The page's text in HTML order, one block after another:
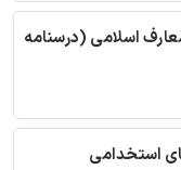
اسلامی (درسنامه
استخدامی